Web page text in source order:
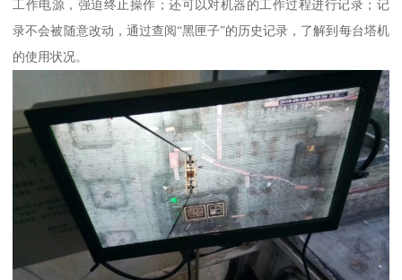
工作电源，强迫终止操作；还可以对机器的工作过程进行记录；记
录不会被随意改动，通过查阅“黑匣子”的历史记录，了解到每台塔机
的使用状况。